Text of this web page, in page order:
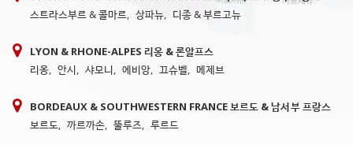
스트라스부르 & 콜마르, 상파뉴, 디종 & 부르고뉴
LYON & RHONE-ALPES 리옹 & 론알프스
리옹, 안시, 샤모니, 에비앙, 끄슈벨, 메제브
BORDEAUX & SOUTHWESTERN FRANCE 보르도 & 남서부 프랑스
보르도, 까르까손, 뚤루즈, 루르드